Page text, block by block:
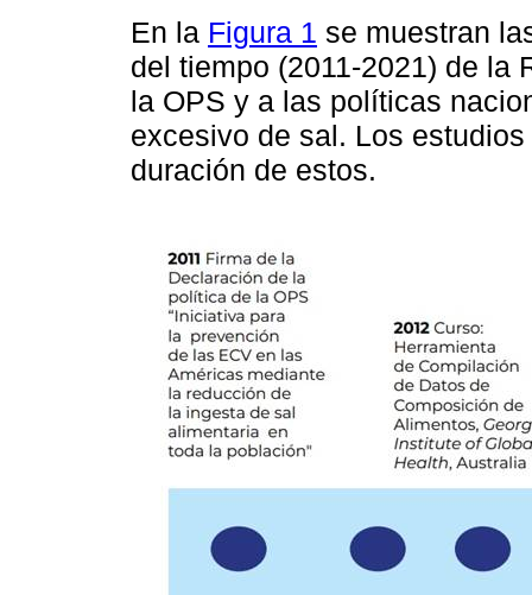
En la Figura 1 se muestran
del tiempo (2011-2021) de la
la OPS y a las políticas
excesivo de sal. Los
duración de estos.